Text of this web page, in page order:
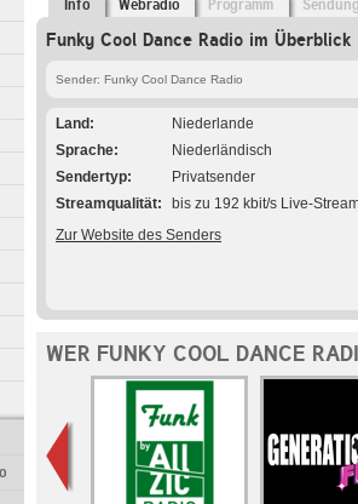
Info Webradio Programm
Funky Cool Dance Radio im Überblick
Sender: Funky Cool Dance Radio
Land
Niederlande
Sprache
Niederländisch
Sendertyp
Privatsender
Streamqualität
bis zu 192 kbit/s Live-
Zur Website des Senders
WER FUNKY COOL DANCE